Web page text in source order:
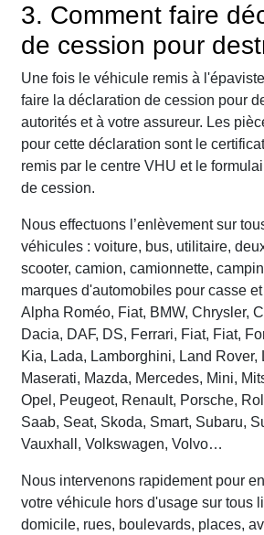
3. Comment faire
de cession pour
Une fois le véhicule remis à
faire la déclaration de cession pour
autorités et à votre assureur. Les
pour cette déclaration sont le
remis par le centre VHU et le
de cession.
Nous effectuons l’enlèvement sur
véhicules : voiture, bus, utilitaire,
scooter, camion, camionnette,
marques d'automobiles pour casse
Alpha Roméo, Fiat, BMW, Chrysler,
Dacia, DAF, DS, Ferrari, Fiat, Fiat,
Kia, Lada, Lamborghini, Land Rover,
Maserati, Mazda, Mercedes, Mini,
Opel, Peugeot, Renault, Porsche,
Saab, Seat, Skoda, Smart, Subaru,
Vauxhall, Volkswagen, Volvo…
Nous intervenons rapidement pour
votre véhicule hors d'usage sur tous
domicile, rues, boulevards, places,